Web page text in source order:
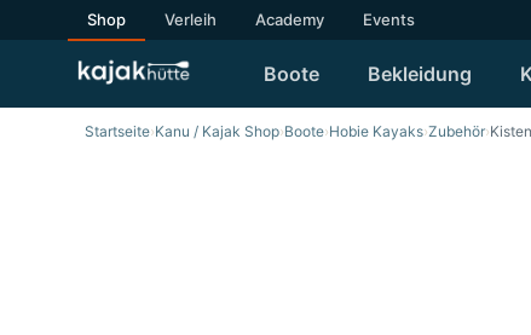
Shop Verleih Academy Events
Boote Bekleidung
Startseite›Kanu / Kajak Shop›Boote›Hobie Kayaks›Zubehör›